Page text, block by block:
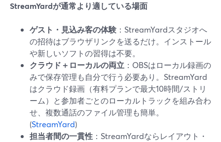
StreamYardが通常より適している場面
ゲスト・見込み客の体験 ：StreamYardスタジオへ
の招待はブラウザリンクを送るだけ。インストール
や新しいソフトの習得は不要。
クラウド＋ローカルの両立 ：OBSはローカル録画の
みで保存管理も自分で行う必要あり。StreamYard
はクラウド録画（有料プランで最大10時間/ストリ
ーム）と参加者ごとのローカルトラックを組み合わ
せ、複数通話のファイル管理も簡単。
(StreamYard)
担当者間の一貫性 ：StreamYardならレイアウト・